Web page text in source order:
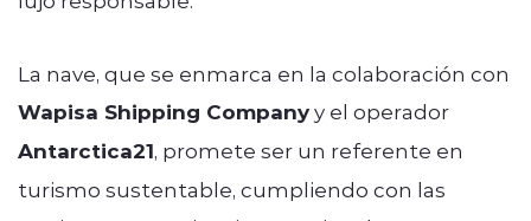
La nave, que se enmarca en la colaboración con
Wapisa Shipping Companyy el operador
Antarctica21, promete ser un referente en
turismo sustentable, cumpliendo con las